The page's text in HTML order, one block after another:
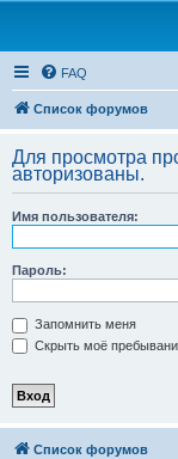
FAQ
Список форумов
Для просмотра
авторизованы.
Имя пользователя:
Пароль:
Запомнить меня
Скрыть моё
Список форумов